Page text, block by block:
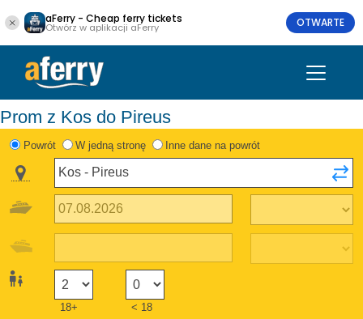
aFerry - Cheap ferry tickets
Otwórz w aplikacji aFerry OTWARTE
Prom z Kos do Pireus
Powrót W jedną stronę Inne dane na powrót
18+ < 18